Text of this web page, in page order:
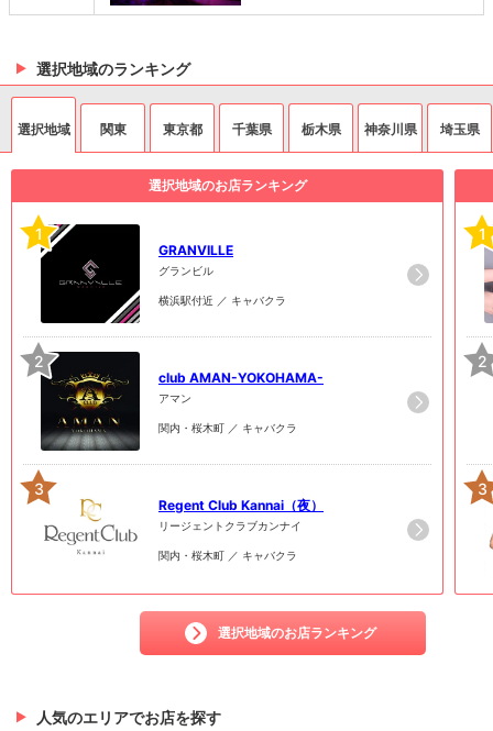
選択地域のランキング
選択地域 関東 東京都 千葉県 栃木県 神奈川県 埼玉県
選択地域のお店ランキング
1
GRANVILLE
グランビル
横浜駅付近 ／ キャバクラ
2
club AMAN-YOKOHAMA-
アマン
関内・桜木町 ／ キャバクラ
3
Regent Club Kannai（夜）
リージェントクラブカンナイ
関内・桜木町 ／ キャバクラ
選択地域のお店ランキング
1
2
3
人気のエリアでお店を探す